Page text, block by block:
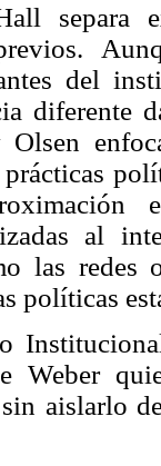
separa
del
diferente
al
las redes
políticas
Weber
aislarlo